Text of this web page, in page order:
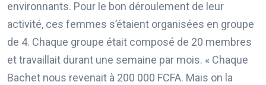
environnants. Pour le bon déroulement de leur
activité, ces femmes s’étaient organisées en groupe
de 4. Chaque groupe était composé de 20 membres
et travaillait durant une semaine par mois. « Chaque
Bachet nous revenait à 200 000 FCFA. Mais on la